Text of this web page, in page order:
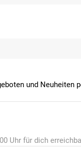
und
Uhr für dich